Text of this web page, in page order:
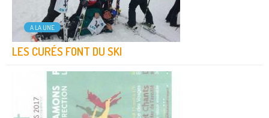
A LA UNE
LES CURÉS FONT DU SKI